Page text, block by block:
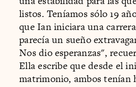
listos. Teníamos sólo 19
que Ian iniciara una
parecía un sueño
Nos dio esperanzas",
Ella escribe que desde el
matrimonio, ambos tenían